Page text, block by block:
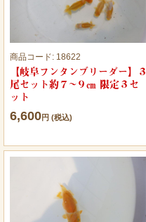
商品コード: 18622
【岐阜フンタンブリーダー】３
尾セット約７~９㎝ 限定３セ
ット
6,600円 (税込)